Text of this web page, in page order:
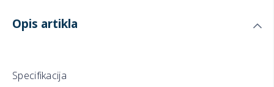
Opis artikla
Specifikacija